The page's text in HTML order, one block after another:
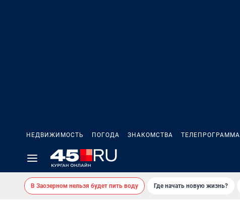
НЕДВИЖИМОСТЬ ПОГОДА ЗНАКОМСТВА ТЕЛЕПРОГРАММА
В Заозерном нельзя будет пить воду Где начать новую жизнь?